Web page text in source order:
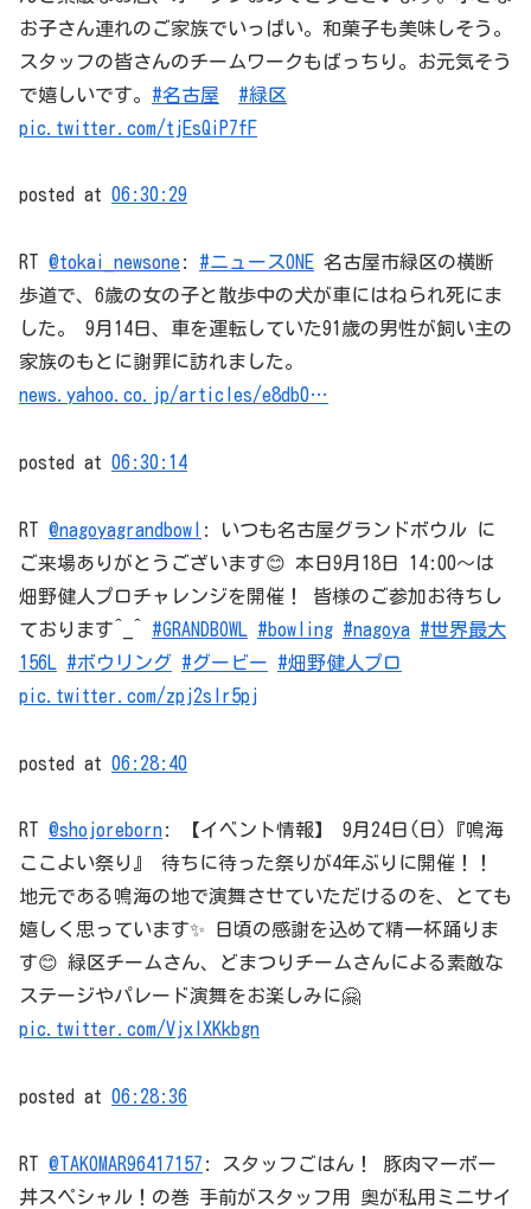
お子さん連れのご家族でいっぱい。和菓子も美味しそう。
スタッフの皆さんのチームワークもばっちり。お元気そう
で嬉しいです。 #名古屋
#緑区
pic.twitter.com/tjEsQiP7fF
posted at 06:30:29
RT @tokai_newsone : #ニュースONE 名古屋市緑区の横断
歩道で、6歳の女の子と散歩中の犬が車にはねられ死にま
した。 9月14日、車を運転していた91歳の男性が飼い主の
家族のもとに謝罪に訪れました。
news.yahoo.co.jp/articles/e8db0…
posted at 06:30:14
RT @nagoyagrandbowl
: いつも名古屋グランドボウル に
ご来場ありがとうございます😊 本日9月18日 14:00〜は
畑野健人プロチャレンジを開催！ 皆様のご参加お待ちし
ております^_^ #GRANDBOWL #bowling #nagoya #世界最大
156L
#ボウリング #グービー
#畑野健人プロ
pic.twitter.com/zpj2sIr5pj
posted at 06:28:40
RT @shojoreborn: 【イベント情報】 9月24日(日)『鳴海
ここよい祭り』 待ちに待った祭りが4年ぶりに開催！！
地元である鳴海の地で演舞させていただけるのを、とても
嬉しく思っています✨ 日頃の感謝を込めて精一杯踊りま
す😊 緑区チームさん、どまつりチームさんによる素敵な
ステージやパレード演舞をお楽しみに🤗
pic.twitter.com/VjxlXKkbgn
posted at 06:28:36
RT @TAKOMAR96417157 : スタッフごはん！ 豚肉マーボー
丼スペシャル！の巻 手前がスタッフ用 奥が私用ミニサイ